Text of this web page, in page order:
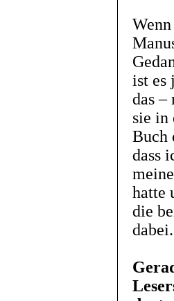
ist es
das –
sie in
Buch
dass
hatte
die
dabei.